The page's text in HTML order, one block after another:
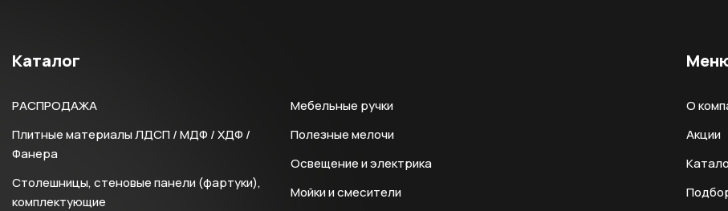
Каталог
РАСПРОДАЖА
Плитные материалы ЛДСП / МДФ / ХДФ /
Фанера
Столешницы, стеновые панели (фартуки),
комплектующие
Мебельные ручки
Полезные мелочи
Освещение и электрика
Мойки и смесители
О
Акции